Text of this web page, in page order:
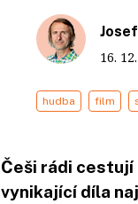
16.
hudba film
Češi rádi cestují
vynikající díla